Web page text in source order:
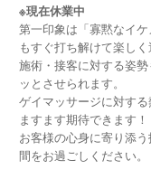
※現在休業中
第一印象は「寡黙なイ
もすぐ打ち解けて楽しく
施術・接客に対する姿
ッとさせられます。
ゲイマッサージに対す
ますます期待できます！
お客様の心身に寄り添
間をお過ごしください。